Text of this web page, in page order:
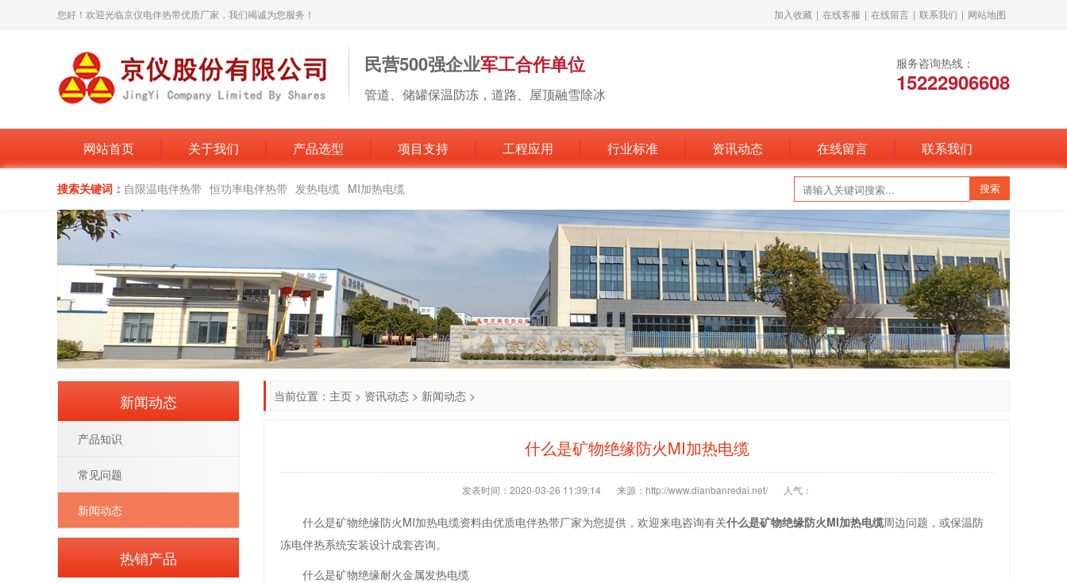
您好！欢迎光临京仪电伴热带优质厂家，我们竭诚为您服务！ 加入收藏 | 在线客服 | 在线留言 | 联系我们 | 网站地图
民营500强企业军工合作单位
管道、储罐保温防冻，道路、屋顶融雪除冰
服务咨询热线：
15222906608
网站首页 关于我们 产品选型 项目支持 工程应用 行业标准 资讯动态 在线留言 联系我们
搜索关键词： 自限温电伴热带 恒功率电伴热带 发热电缆 MI加热电缆
当前位置： 主页 > 资讯动态 > 新闻动态 >
什么是矿物绝缘防火MI加热电缆
发表时间：2020-03-26 11:39:14 来源：http://www.dianbanredai.net/ 人气：
什么是矿物绝缘防火MI加热电缆资料由优质电伴热带厂家为您提供，欢迎来电咨询有关什么是矿物绝缘防火MI加热电缆周边问题，或保温防
冻电伴热系统安装设计成套咨询。
什么是矿物绝缘耐火金属发热电缆
新闻动态
产品知识
常见问题
新闻动态
热销产品